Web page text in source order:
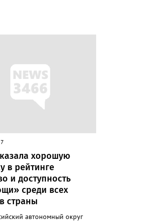
хорошую
в рейтинге
и доступность
среди всех
страны
автономный округ